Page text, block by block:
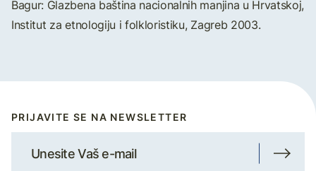
Bagur: Glazbena baština nacionalnih manjina u Hrvatskoj,
Institut za etnologiju i folkloristiku, Zagreb 2003.
PRIJAVITE SE NA NEWSLETTER